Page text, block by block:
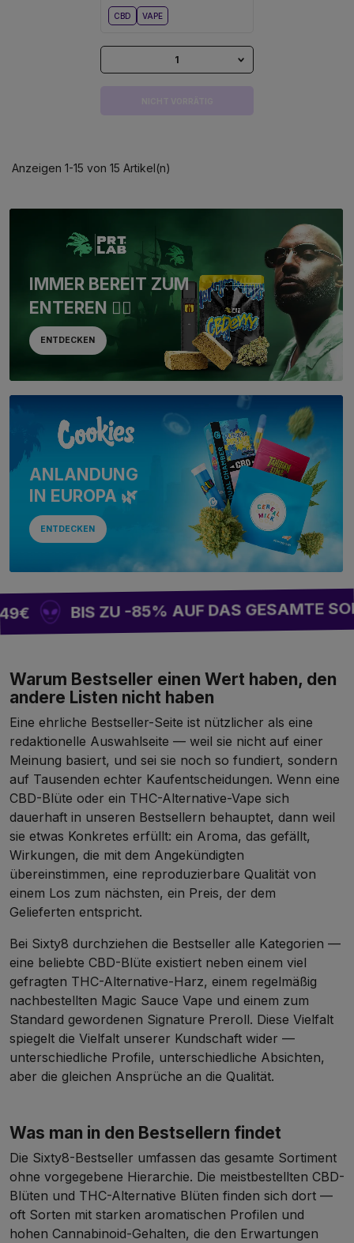
CBD VAPE
1
Anzeigen 1-15 von 15 Artikel(n)
IMMER BEREIT ZUM
ENTEREN 🏴‍☠️
ENTDECKEN
ANLANDUNG
IN EUROPA 🌿
ENTDECKEN
BIS ZU -85% AUF DAS GESAMTE
Warum Bestseller einen Wert haben, den
andere Listen nicht haben
Eine ehrliche Bestseller-Seite ist nützlicher als eine
redaktionelle Auswahlseite — weil sie nicht auf einer
Meinung basiert, und sei sie noch so fundiert, sondern
auf Tausenden echter Kaufentscheidungen. Wenn eine
CBD-Blüte oder ein THC-Alternative-Vape sich
dauerhaft in unseren Bestsellern behauptet, dann weil
sie etwas Konkretes erfüllt: ein Aroma, das gefällt,
Wirkungen, die mit dem Angekündigten
übereinstimmen, eine reproduzierbare Qualität von
einem Los zum nächsten, ein Preis, der dem
Gelieferten entspricht.
Bei Sixty8 durchziehen die Bestseller alle Kategorien —
eine beliebte CBD-Blüte existiert neben einem viel
gefragten THC-Alternative-Harz, einem regelmäßig
nachbestellten Magic Sauce Vape und einem zum
Standard gewordenen Signature Preroll. Diese Vielfalt
spiegelt die Vielfalt unserer Kundschaft wider —
unterschiedliche Profile, unterschiedliche Absichten,
aber die gleichen Ansprüche an die Qualität.
Was man in den Bestsellern findet
Die Sixty8-Bestseller umfassen das gesamte Sortiment
ohne vorgegebene Hierarchie. Die meistbestellten CBD-
Blüten und THC-Alternative Blüten finden sich dort —
oft Sorten mit starken aromatischen Profilen und
hohen Cannabinoid-Gehalten, die den Erwartungen